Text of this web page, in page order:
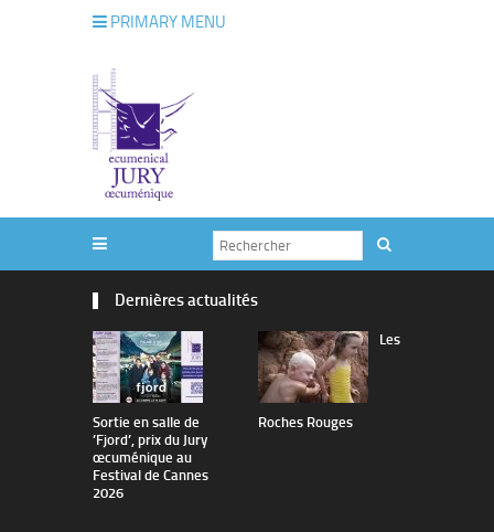
PRIMARY MENU
Dernières actualités
Sortie en salle de
’Fjord’, prix du Jury
œcuménique au
Festival de Cannes
2026
Les
Roches Rouges